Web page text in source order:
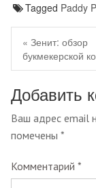
Tagged Paddy
по
записям
Previous
post:
« Зенит: обзор
букмекерской
Добавить
Ваш адрес email
помечены *
Комментарий *